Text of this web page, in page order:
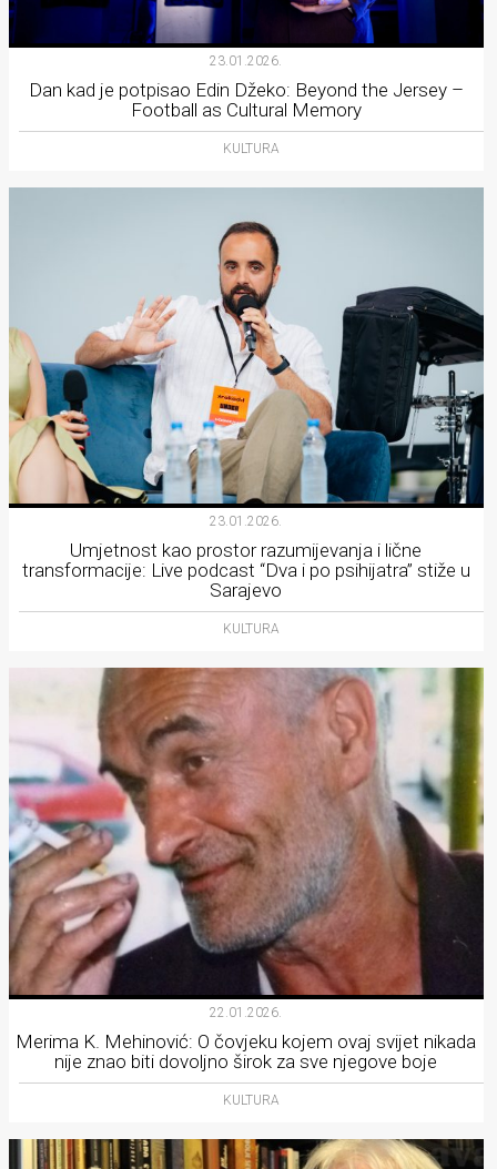
23.01.2026.
Dan kad je potpisao Edin Džeko: Beyond the Jersey –
Football as Cultural Memory
KULTURA
23.01.2026.
Umjetnost kao prostor razumijevanja i lične
transformacije: Live podcast “Dva i po psihijatra” stiže u
Sarajevo
KULTURA
22.01.2026.
Merima K. Mehinović: O čovjeku kojem ovaj svijet nikada
nije znao biti dovoljno širok za sve njegove boje
KULTURA